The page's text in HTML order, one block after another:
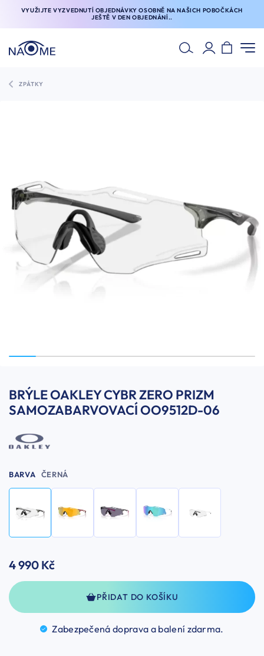
VYUŽIJTE VYZVEDNUTÍ OBJEDNÁVKY OSOBNĚ NA NAŠICH POBOČKÁCH
JEŠTĚ V DEN OBJEDNÁNÍ..
ZPÁTKY
BRÝLE OAKLEY CYBR ZERO PRIZM
SAMOZABARVOVACÍ OO9512D-06
BARVA ČERNÁ
4 990 Kč
PŘIDAT DO KOŠÍKU
Zabezpečená doprava a balení zdarma.